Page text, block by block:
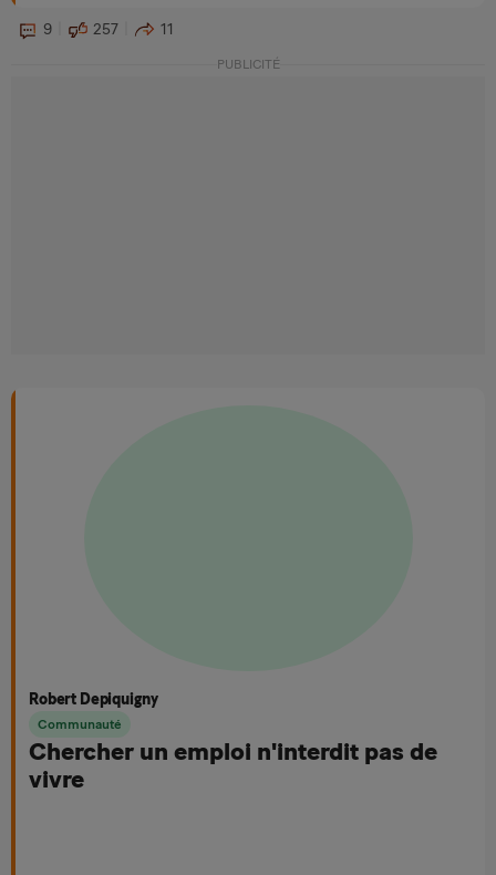
9 257 11
PUBLICITÉ
Robert Depiquigny
Communauté
Chercher un emploi n'interdit pas de
vivre